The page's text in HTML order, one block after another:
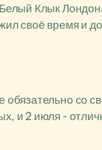
Клык
своё время и
со
и 2 июля -